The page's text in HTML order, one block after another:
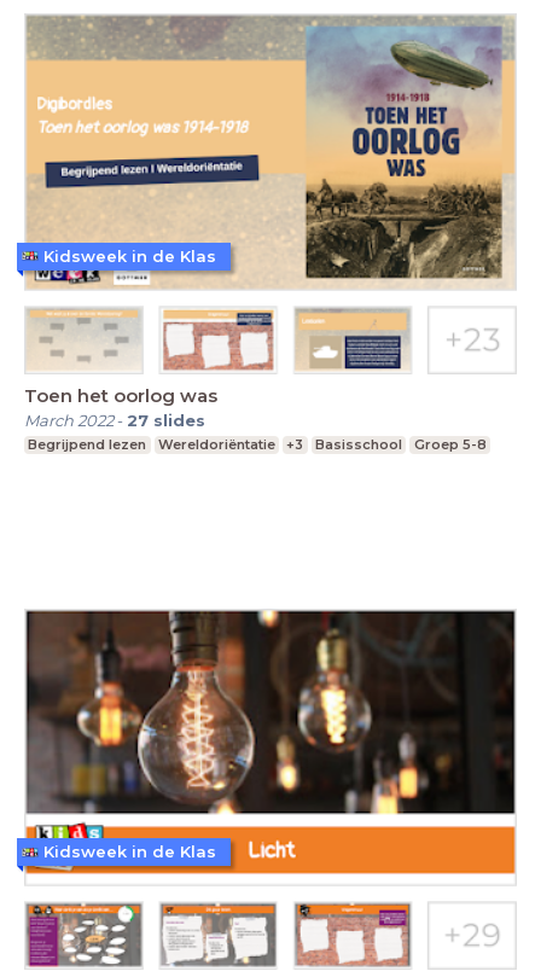
Toen het oorlog was
March 2022- 27 slides
Begrijpend lezen Wereldoriëntatie +3 Basisschool Groep 5-8
Kidsweek in de Klas
Kidsweek in de Klas